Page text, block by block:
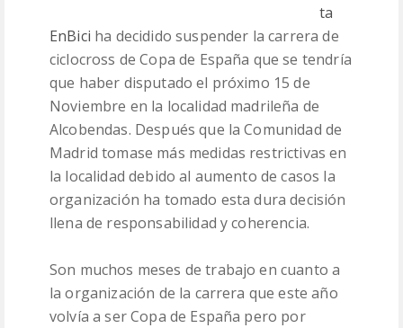
ta
EnBici ha decidido suspender la carrera de
ciclocross de Copa de España que se tendría
que haber disputado el próximo 15 de
Noviembre en la localidad madrileña de
Alcobendas. Después que la Comunidad de
Madrid tomase más medidas restrictivas en
la localidad debido al aumento de casos la
organización ha tomado esta dura decisión
llena de responsabilidad y coherencia.
Son muchos meses de trabajo en cuanto a
la organización de la carrera que este año
volvía a ser Copa de España pero por